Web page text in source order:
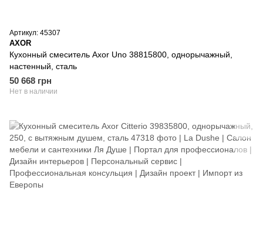
Артикул: 45307
AXOR
Кухонный смеситель Axor Uno 38815800, однорычажный,
настенный, сталь
50 668 грн
Нет в наличии